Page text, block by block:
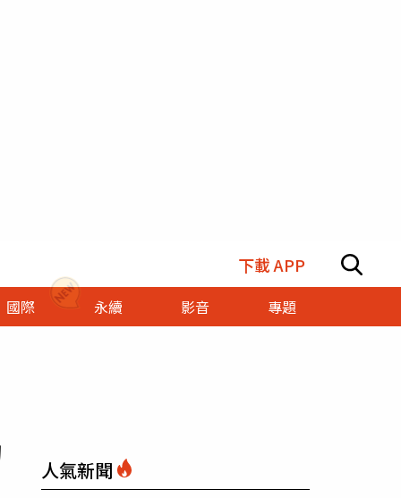
下載 APP
國際 永續 影音 專題
人氣新聞